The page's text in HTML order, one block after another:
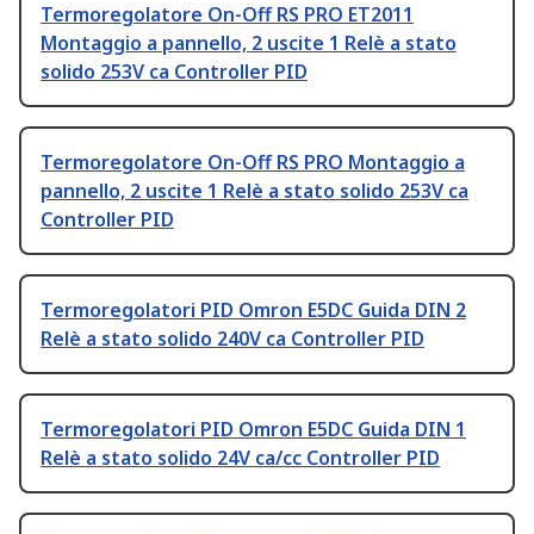
Termoregolatore On-Off RS PRO ET2011
Montaggio a pannello, 2 uscite 1 Relè a stato
solido 253V ca Controller PID
Termoregolatore On-Off RS PRO Montaggio a
pannello, 2 uscite 1 Relè a stato solido 253V ca
Controller PID
Termoregolatori PID Omron E5DC Guida DIN 2
Relè a stato solido 240V ca Controller PID
Termoregolatori PID Omron E5DC Guida DIN 1
Relè a stato solido 24V ca/cc Controller PID